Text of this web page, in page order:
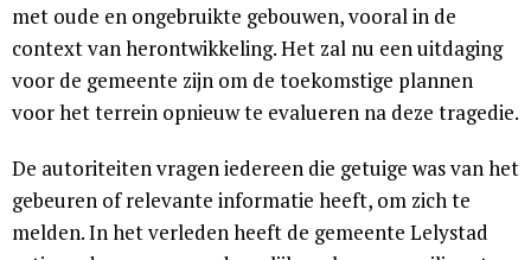
met oude en ongebruikte gebouwen, vooral in de
context van herontwikkeling. Het zal nu een uitdaging
voor de gemeente zijn om de toekomstige plannen
voor het terrein opnieuw te evalueren na deze tragedie.
De autoriteiten vragen iedereen die getuige was van het
gebeuren of relevante informatie heeft, om zich te
melden. In het verleden heeft de gemeente Lelystad